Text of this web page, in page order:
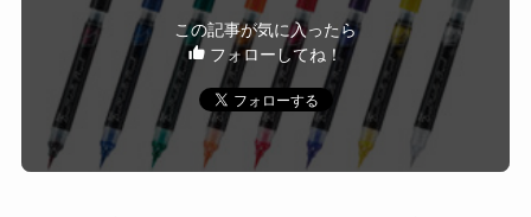
この記事が気に入ったら
フォローしてね！